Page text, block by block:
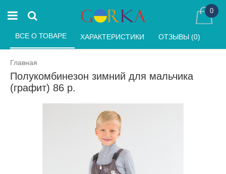
0
Главная
Полукомбинезон зимний для мальчика
(графит) 86 р.
ВСЕ О ТОВАРЕ ХАРАКТЕРИСТИКИ ОТЗЫВЫ (0)